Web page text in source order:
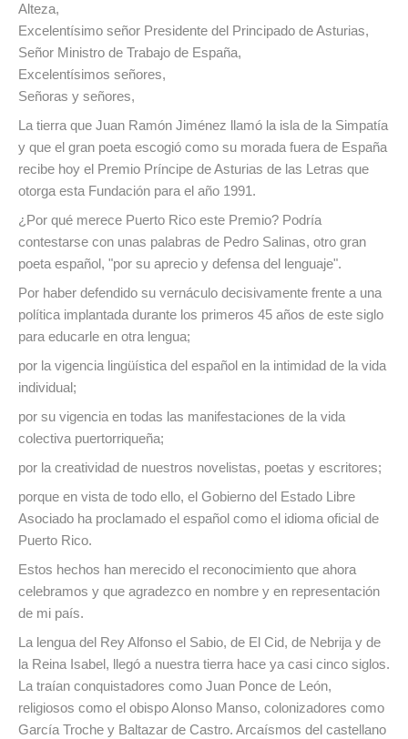
Alteza,
Excelentísimo señor Presidente del Principado de Asturias,
Señor Ministro de Trabajo de España,
Excelentísimos señores,
Señoras y señores,
La tierra que Juan Ramón Jiménez llamó la isla de la Simpatía
y que el gran poeta escogió como su morada fuera de España
recibe hoy el Premio Príncipe de Asturias de las Letras que
otorga esta Fundación para el año 1991.
¿Por qué merece Puerto Rico este Premio? Podría
contestarse con unas palabras de Pedro Salinas, otro gran
poeta español, "por su aprecio y defensa del lenguaje".
Por haber defendido su vernáculo decisivamente frente a una
política implantada durante los primeros 45 años de este siglo
para educarle en otra lengua;
por la vigencia lingüística del español en la intimidad de la vida
individual;
por su vigencia en todas las manifestaciones de la vida
colectiva puertorriqueña;
por la creatividad de nuestros novelistas, poetas y escritores;
porque en vista de todo ello, el Gobierno del Estado Libre
Asociado ha proclamado el español como el idioma oficial de
Puerto Rico.
Estos hechos han merecido el reconocimiento que ahora
celebramos y que agradezco en nombre y en representación
de mi país.
La lengua del Rey Alfonso el Sabio, de El Cid, de Nebrija y de
la Reina Isabel, llegó a nuestra tierra hace ya casi cinco siglos.
La traían conquistadores como Juan Ponce de León,
religiosos como el obispo Alonso Manso, colonizadores como
García Troche y Baltazar de Castro. Arcaísmos del castellano